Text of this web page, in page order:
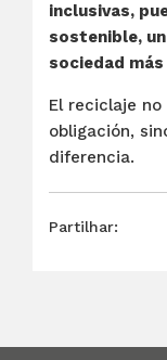
inclusivas,
sostenible,
sociedad
El reciclaje
obligación,
diferencia.
Partilhar: